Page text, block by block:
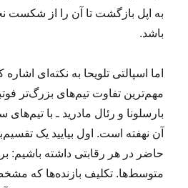
به اپل بازگشت تا آن را از شکست
باشد.
اما اسپالتی تلویحا به نکته‌ای
مهم‌ترین تفاوت تیم‌های بزرگ‌تر
بارسلونا و رئال مادرید ـ با تیم‌های
آن نهفته است. اول بیایید یک
حاضر در هر رقابتی داشته باشیم:
متوسط‌ها. تکلیف بازنده‌ها که